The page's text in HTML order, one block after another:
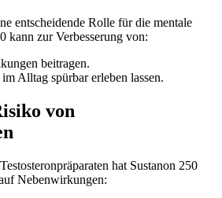
entscheidende Rolle für die mentale
kann zur Verbesserung von:
beitragen.
Alltag spürbar erleben lassen.
von
hat Sustanon 250
Nebenwirkungen: